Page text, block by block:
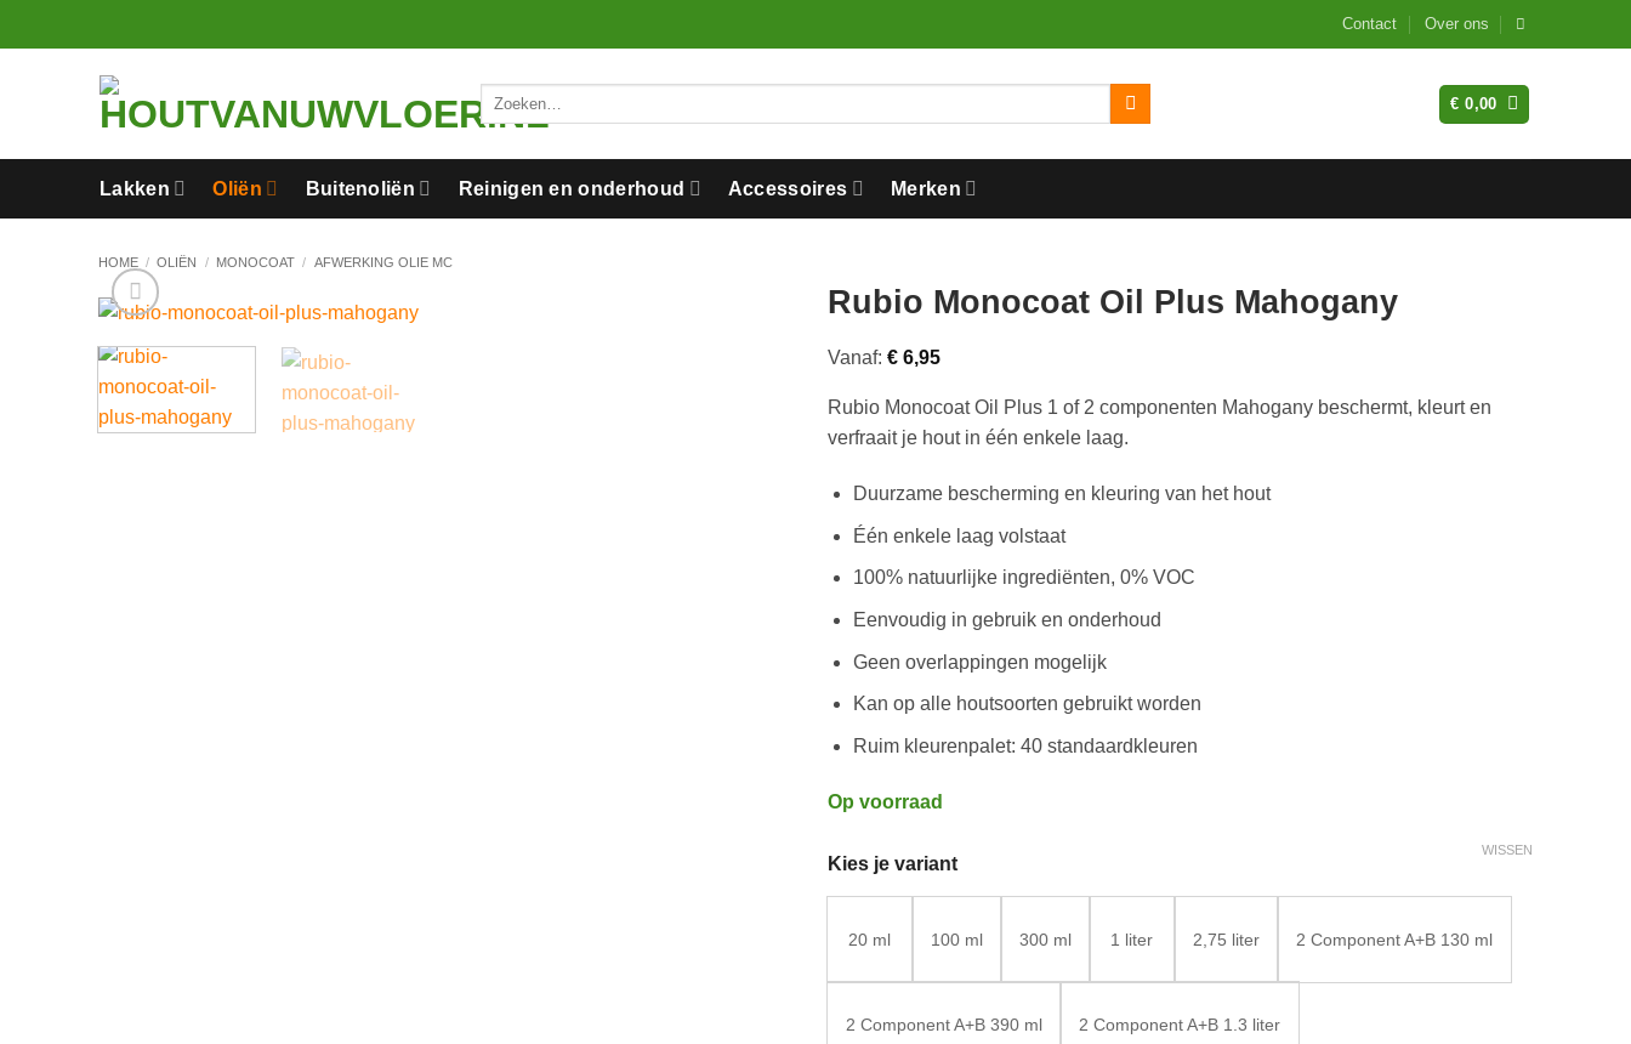
naar
Contact Over ons
Zoeken
naar:
€ 0,00
Lakken Oliën Buitenoliën Reinigen en onderhoud Accessoires Merken
HOME / OLIËN / MONOCOAT / AFWERKING OLIE MC
Rubio Monocoat Oil Plus Mahogany
Vanaf: €6,95
Rubio Monocoat Oil Plus 1 of 2 componenten Mahogany beschermt, kleurt en
verfraait je hout in één enkele laag.
Duurzame bescherming en kleuring van het hout
Één enkele laag volstaat
100% natuurlijke ingrediënten, 0% VOC
Eenvoudig in gebruik en onderhoud
Geen overlappingen mogelijk
Kan op alle houtsoorten gebruikt worden
Ruim kleurenpalet: 40 standaardkleuren
Op voorraad
Kies je variant
20 ml 100 ml 300 ml 1 liter 2,75 liter 2 Component A+B 130 ml
2 Component A+B 390 ml 2 Component A+B 1.3 liter
WISSEN